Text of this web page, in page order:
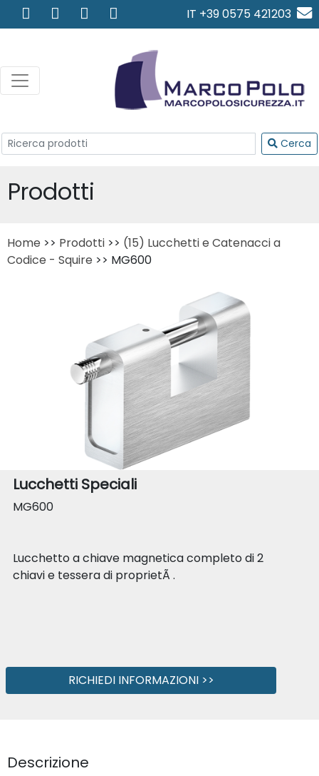
IT +39 0575 421203
Cerca
Prodotti
Home >> Prodotti >> (15) Lucchetti e Catenacci a
Codice - Squire >> MG600
Lucchetti Speciali
MG600
Lucchetto a chiave magnetica completo di 2
chiavi e tessera di proprietÃ .
RICHIEDI INFORMAZIONI >>
Descrizione